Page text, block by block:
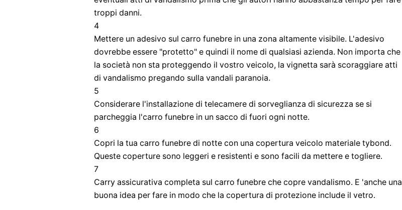
troppi danni.
4
Mettere un adesivo sul carro funebre in una zona altamente visibile. L'adesivo
dovrebbe essere "protetto" e quindi il nome di qualsiasi azienda. Non importa che
la società non sta proteggendo il vostro veicolo, la vignetta sarà scoraggiare atti
di vandalismo pregando sulla vandali paranoia.
5
Considerare l'installazione di telecamere di sorveglianza di sicurezza se si
parcheggia l'carro funebre in un sacco di fuori ogni notte.
6
Copri la tua carro funebre di notte con una copertura veicolo materiale tybond.
Queste coperture sono leggeri e resistenti e sono facili da mettere e togliere.
7
Carry assicurativa completa sul carro funebre che copre vandalismo. E 'anche una
buona idea per fare in modo che la copertura di protezione include il vetro.